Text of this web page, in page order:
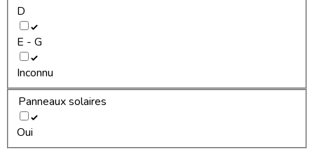
D
E - G
Inconnu
Panneaux solaires
Oui